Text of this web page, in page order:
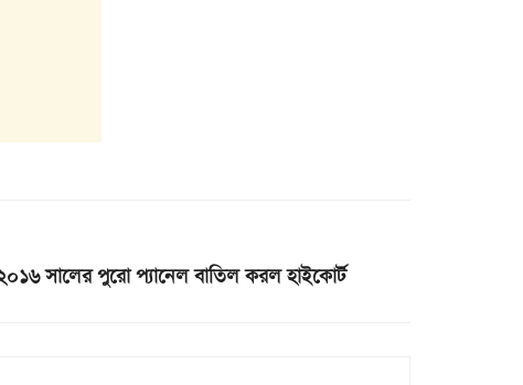
সালের পুরো প্যানেল বাতিল করল হাইকোর্ট